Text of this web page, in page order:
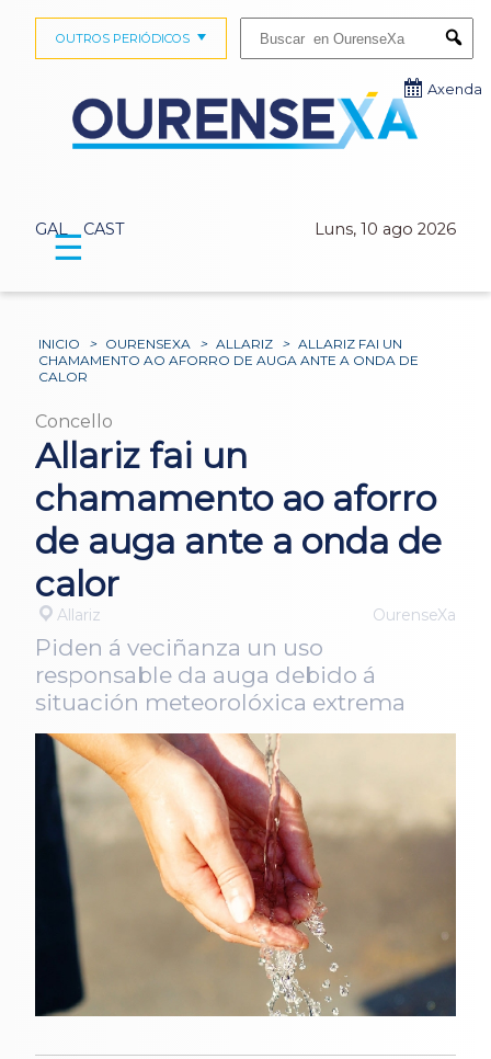
GAL CAST Luns, 10 ago 2026
OUTROS PERIÓDICOS
Axenda
☰
INICIO > OURENSEXA > ALLARIZ > ALLARIZ FAI UN
CHAMAMENTO AO AFORRO DE AUGA ANTE A ONDA DE
CALOR
Concello
Allariz fai un
chamamento ao aforro
de auga ante a onda de
calor
Allariz OurenseXa
Piden á veciñanza un uso
responsable da auga debido á
situación meteorolóxica extrema